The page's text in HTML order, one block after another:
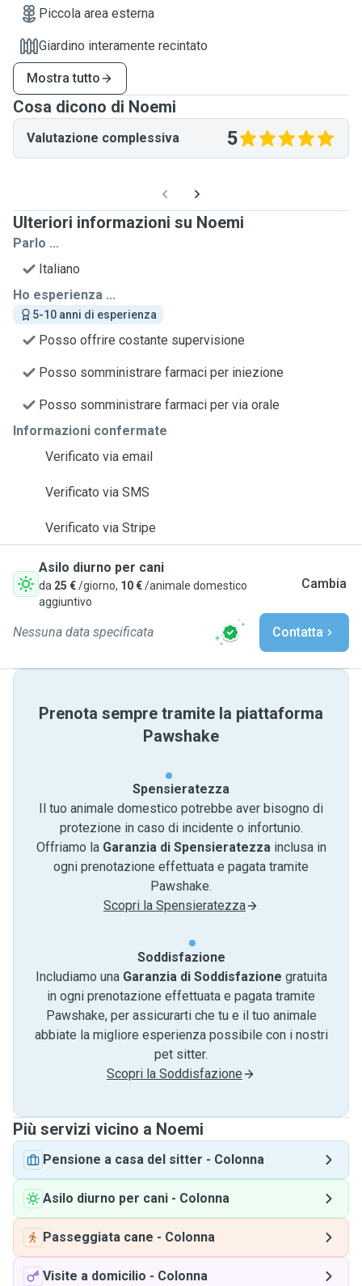
Piccola area esterna
Giardino interamente recintato
Mostra tutto
Cosa dicono di Noemi
Valutazione complessiva 5
Ulteriori informazioni su Noemi
Parlo ...
Italiano
Ho esperienza ...
5-10 anni di esperienza
Posso offrire costante supervisione
Posso somministrare farmaci per iniezione
Posso somministrare farmaci per via orale
Informazioni confermate
Verificato via email
Verificato via SMS
Verificato via Stripe
Asilo diurno per cani
da 25 €/giorno, 10 €/animale domestico
aggiuntivo
Cambia
Nessuna data specificata Contatta
Prenota sempre tramite la piattaforma
Pawshake
Spensieratezza
Il tuo animale domestico potrebbe aver bisogno di
protezione in caso di incidente o infortunio.
Offriamo la Garanzia di Spensieratezzainclusa in
ogni prenotazione effettuata e pagata tramite
Pawshake.
Scopri la Spensieratezza
Soddisfazione
Includiamo una Garanzia di Soddisfazione gratuita
in ogni prenotazione effettuata e pagata tramite
Pawshake, per assicurarti che tu e il tuo animale
abbiate la migliore esperienza possibile con i nostri
pet sitter.
Scopri la Soddisfazione
Più servizi vicino a Noemi
Pensione a casa del sitter - Colonna
Asilo diurno per cani - Colonna
Passeggiata cane - Colonna
Visite a domicilio - Colonna